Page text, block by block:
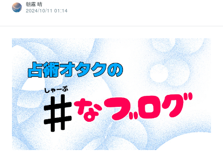
朝霧 晴
2024/10/11 01:14